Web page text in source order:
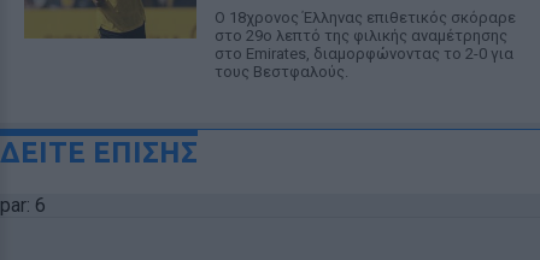
Ο 18χρονος Έλληνας επιθετικός σκόραρε
στο 29ο λεπτό της φιλικής αναμέτρησης
στο Emirates, διαμορφώνοντας το 2-0 για
τους Βεστφαλούς.
ΔΕΙΤΕ ΕΠΙΣΗΣ
par: 6